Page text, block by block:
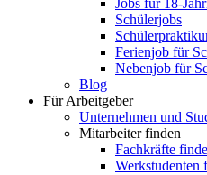
Jobs für 18-
Schülerjobs
Ferienjob für
Nebenjob für
Blog
Für Arbeitgeber
Unternehmen und
Mitarbeiter finden
Fachkräfte
Werkstudenten